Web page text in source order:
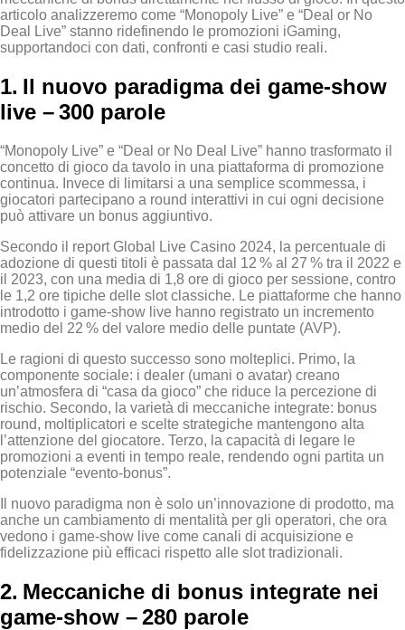
articolo analizzeremo come “Monopoly Live” e “Deal or No
Deal Live” stanno ridefinendo le promozioni iGaming,
supportandoci con dati, confronti e casi studio reali.
1. Il nuovo paradigma dei game‑show
live – 300 parole
“Monopoly Live” e “Deal or No Deal Live” hanno trasformato il
concetto di gioco da tavolo in una piattaforma di promozione
continua. Invece di limitarsi a una semplice scommessa, i
giocatori partecipano a round interattivi in cui ogni decisione
può attivare un bonus aggiuntivo.
Secondo il report Global Live Casino 2024, la percentuale di
adozione di questi titoli è passata dal 12 % al 27 % tra il 2022 e
il 2023, con una media di 1,8 ore di gioco per sessione, contro
le 1,2 ore tipiche delle slot classiche. Le piattaforme che hanno
introdotto i game‑show live hanno registrato un incremento
medio del 22 % del valore medio delle puntate (AVP).
Le ragioni di questo successo sono molteplici. Primo, la
componente sociale: i dealer (umani o avatar) creano
un’atmosfera di “casa da gioco” che riduce la percezione di
rischio. Secondo, la varietà di meccaniche integrate: bonus
round, moltiplicatori e scelte strategiche mantengono alta
l’attenzione del giocatore. Terzo, la capacità di legare le
promozioni a eventi in tempo reale, rendendo ogni partita un
potenziale “evento‑bonus”.
Il nuovo paradigma non è solo un’innovazione di prodotto, ma
anche un cambiamento di mentalità per gli operatori, che ora
vedono i game‑show live come canali di acquisizione e
fidelizzazione più efficaci rispetto alle slot tradizionali.
2. Meccaniche di bonus integrate nei
game‑show – 280 parole